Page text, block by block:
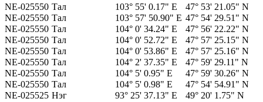
NE-025550 Тал 103° 55' 0.17" E
47° 53' 21.05" N
NE-025550 Тал 103° 57' 50.90" E 47° 54' 29.51" N
NE-025550 Тал 104° 0' 34.24" E
47° 56' 22.22" N
NE-025550 Тал 104° 0' 52.72" E
47° 57' 25.15" N
NE-025550 Тал 104° 0' 53.86" E
47° 57' 25.16" N
NE-025550 Тал 104° 2' 37.35" E
47° 59' 29.11" N
NE-025550 Тал 104° 5' 0.95" E
47° 59' 30.26" N
NE-025550 Тал 104° 5' 0.98" E
47° 54' 54.91" N
NE-025525 Нэг 93° 25' 37.13" E
49° 20' 1.75" N